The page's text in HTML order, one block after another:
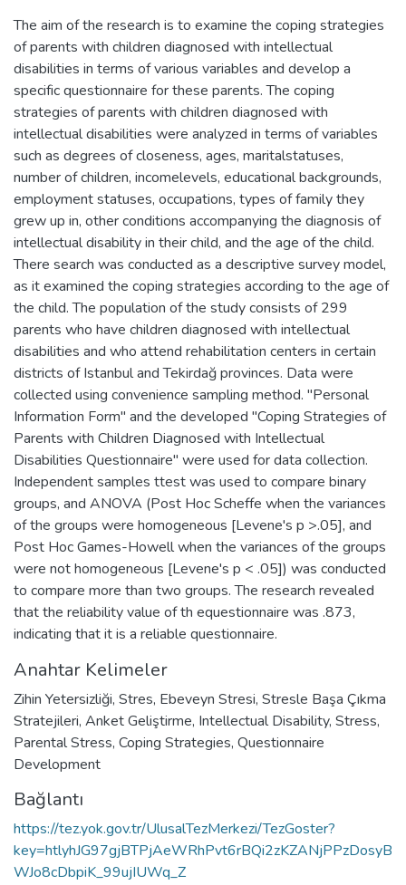
The aim of the research is to examine the coping strategies
of parents with children diagnosed with intellectual
disabilities in terms of various variables and develop a
specific questionnaire for these parents. The coping
strategies of parents with children diagnosed with
intellectual disabilities were analyzed in terms of variables
such as degrees of closeness, ages, maritalstatuses,
number of children, incomelevels, educational backgrounds,
employment statuses, occupations, types of family they
grew up in, other conditions accompanying the diagnosis of
intellectual disability in their child, and the age of the child.
There search was conducted as a descriptive survey model,
as it examined the coping strategies according to the age of
the child. The population of the study consists of 299
parents who have children diagnosed with intellectual
disabilities and who attend rehabilitation centers in certain
districts of Istanbul and Tekirdağ provinces. Data were
collected using convenience sampling method. "Personal
Information Form" and the developed "Coping Strategies of
Parents with Children Diagnosed with Intellectual
Disabilities Questionnaire" were used for data collection.
Independent samples ttest was used to compare binary
groups, and ANOVA (Post Hoc Scheffe when the variances
of the groups were homogeneous [Levene's p >.05], and
Post Hoc Games-Howell when the variances of the groups
were not homogeneous [Levene's p < .05]) was conducted
to compare more than two groups. The research revealed
that the reliability value of th equestionnaire was .873,
indicating that it is a reliable questionnaire.
Anahtar Kelimeler
Zihin Yetersizliği, Stres, Ebeveyn Stresi, Stresle Başa Çıkma
Stratejileri, Anket Geliştirme, Intellectual Disability, Stress,
Parental Stress, Coping Strategies, Questionnaire
Development
Bağlantı
https://tez.yok.gov.tr/UlusalTezMerkezi/TezGoster?
key=htlyhJG97gjBTPjAeWRhPvt6rBQi2zKZANjPPzDosyB
WJo8cDbpiK_99ujIUWq_Z